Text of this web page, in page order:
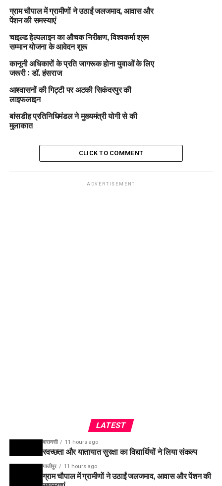
ग्राम चौपाल में ग्रामीणों ने उठाईं जलजमाव, आवास और
पेंशन की समस्याएं
चाइल्ड हेल्पलाइन का औचक निरीक्षण, विश्वकर्मा श्रम
सम्मान योजना के आवेदन शुरू
कानूनी अधिकारों के प्रति जागरूक होना युवाओं के लिए
जरूरी : डॉ. हंसराज
आश्वासनों की गिट्टी पर अटकी सिकंदरपुर की
लाइफलाइन
बांसडीह प्रतिनिधिमंडल ने मुख्यमंत्री योगी से की
मुलाकात
CLICK TO COMMENT
ADVERTISEMENT
LATEST
वाराणसी 11 hours ago
स्वच्छता और यातायात सुरक्षा का विद्यार्थियों ने लिया संकल्प
गाजीपुर 11 hours ago
ग्राम चौपाल में ग्रामीणों ने उठाईं जलजमाव, आवास और पेंशन की